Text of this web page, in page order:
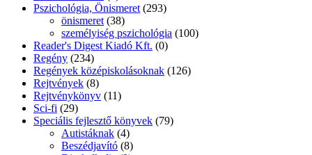
Pszichológia, Önismeret (293)
önismeret (38)
személyiség pszichológia (100)
Reader's Digest Kiadó Kft. (0)
Regény (234)
Regények középiskolásoknak (126)
Rejtvények (8)
Rejtvénykönyv (11)
Sci-fi (29)
Speciális fejlesztő könyvek (79)
Autistáknak (4)
Beszédjavító (8)